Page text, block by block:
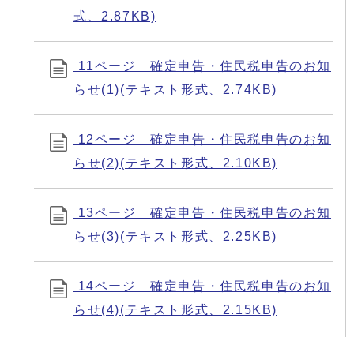
式、2.87KB)
11ページ 確定申告・住民税申告のお知
らせ(1)(テキスト形式、2.74KB)
12ページ 確定申告・住民税申告のお知
らせ(2)(テキスト形式、2.10KB)
13ページ 確定申告・住民税申告のお知
らせ(3)(テキスト形式、2.25KB)
14ページ 確定申告・住民税申告のお知
らせ(4)(テキスト形式、2.15KB)